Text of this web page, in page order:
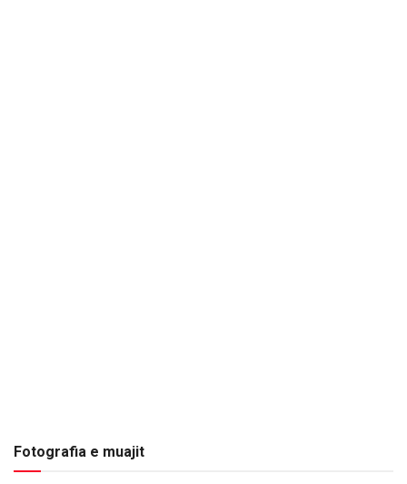
Fotografia e muajit